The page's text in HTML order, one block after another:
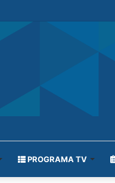
PROGRAMA TV